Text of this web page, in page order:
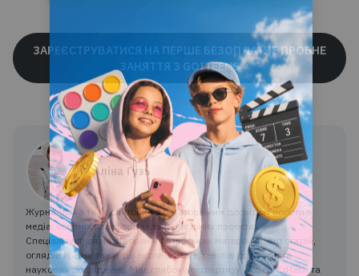
ЗАРЕЄСТРУВАТИСЯ НА ПЕРШЕ БЕЗОПЛАТНЕ ПРОБНЕ
ЗАНЯТТЯ З GOITEENS
Аліна Гузь
Журналістка та редакторка з багаторічним досвідом роботи в
медіа, освітніх платформах та культурних проєктах.
Спеціалізується на створенні авторських матеріалів: від статей,
оглядів і репортажів до експлейнерів, текстів до курсів та
наукових досліджень. Має глибоку експертизу у сфері EdTech та